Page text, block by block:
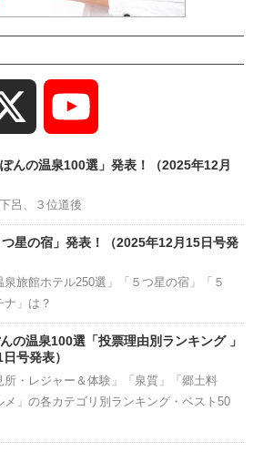
Channel
んの温泉100選」発表！（2025年12月
呂、３位道後
星の宿」発表！（2025年12月15日号発
旅館ホテル250選」「５つ星の宿」「５
」は？
の温泉100選「投票理由別ランキング 」
号発表）
所・レジャー＆体験」「泉質」「郷土料
メ」の各カテゴリ別ランキング・ベスト50